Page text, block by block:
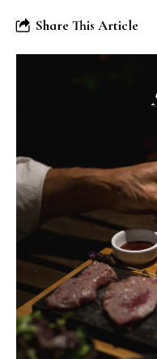
Share This Article